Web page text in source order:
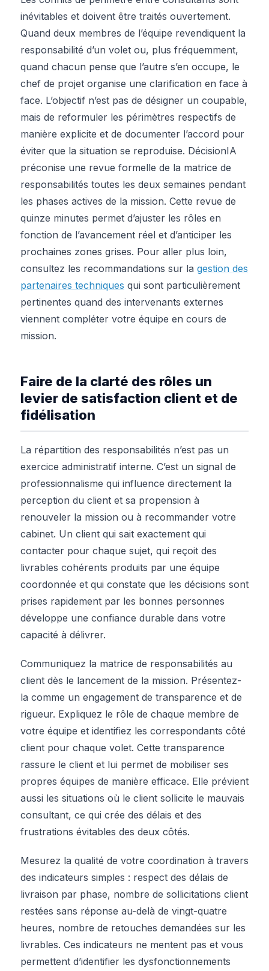
inévitables et doivent être traités ouvertement.
Quand deux membres de l’équipe revendiquent la
responsabilité d’un volet ou, plus fréquemment,
quand chacun pense que l’autre s’en occupe, le
chef de projet organise une clarification en face à
face. L’objectif n’est pas de désigner un coupable,
mais de reformuler les périmètres respectifs de
manière explicite et de documenter l’accord pour
éviter que la situation se reproduise. DécisionIA
préconise une revue formelle de la matrice de
responsabilités toutes les deux semaines pendant
les phases actives de la mission. Cette revue de
quinze minutes permet d’ajuster les rôles en
fonction de l’avancement réel et d’anticiper les
prochaines zones grises. Pour aller plus loin,
consultez les recommandations sur la gestion des
partenaires techniques qui sont particulièrement
pertinentes quand des intervenants externes
viennent compléter votre équipe en cours de
mission.
Faire de la clarté des rôles un
levier de satisfaction client et de
fidélisation
La répartition des responsabilités n’est pas un
exercice administratif interne. C’est un signal de
professionnalisme qui influence directement la
perception du client et sa propension à
renouveler la mission ou à recommander votre
cabinet. Un client qui sait exactement qui
contacter pour chaque sujet, qui reçoit des
livrables cohérents produits par une équipe
coordonnée et qui constate que les décisions sont
prises rapidement par les bonnes personnes
développe une confiance durable dans votre
capacité à délivrer.
Communiquez la matrice de responsabilités au
client dès le lancement de la mission. Présentez-
la comme un engagement de transparence et de
rigueur. Expliquez le rôle de chaque membre de
votre équipe et identifiez les correspondants côté
client pour chaque volet. Cette transparence
rassure le client et lui permet de mobiliser ses
propres équipes de manière efficace. Elle prévient
aussi les situations où le client sollicite le mauvais
consultant, ce qui crée des délais et des
frustrations évitables des deux côtés.
Mesurez la qualité de votre coordination à travers
des indicateurs simples : respect des délais de
livraison par phase, nombre de sollicitations client
restées sans réponse au-delà de vingt-quatre
heures, nombre de retouches demandées sur les
livrables. Ces indicateurs ne mentent pas et vous
permettent d’identifier les dysfonctionnements